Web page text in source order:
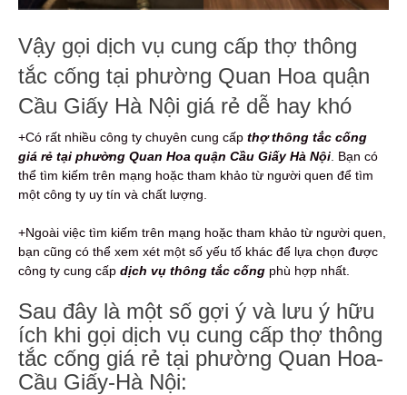
Vậy gọi dịch vụ cung cấp thợ thông
tắc cống tại phường Quan Hoa quận
Cầu Giấy Hà Nội giá rẻ dễ hay khó
+Có rất nhiều công ty chuyên cung cấp thợ thông tắc cống
giá rẻ tại phường Quan Hoa quận Cầu Giấy Hà Nội . Bạn có
thể tìm kiếm trên mạng hoặc tham khảo từ người quen để tìm
một công ty uy tín và chất lượng.
+Ngoài việc tìm kiếm trên mạng hoặc tham khảo từ người quen,
bạn cũng có thể xem xét một số yếu tố khác để lựa chọn được
công ty cung cấp dịch vụ thông tắc cống phù hợp nhất.
Sau đây là một số gợi ý và lưu ý hữu
ích khi gọi dịch vụ cung cấp thợ thông
tắc cống giá rẻ tại phường Quan Hoa-
Cầu Giấy-Hà Nội: